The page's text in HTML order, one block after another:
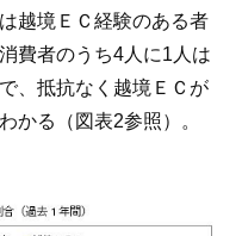
越境ＥＣ経験のある者
費者のうち4人に1人は
、抵抗なく越境ＥＣが
かる（図表2参照）。